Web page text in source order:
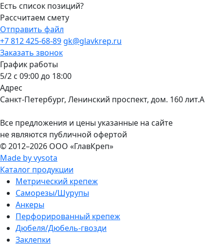
Есть список позиций?
Рассчитаем смету
Отправить файл
+7 812 425-68-89 gk@glavkrep.ru
Заказать звонок
График работы
5/2 с 09:00 до 18:00
Адрес
Санкт-Петербург, Ленинский проспект, дом. 160 лит.А
Все предложения и цены указанные на сайте
не являются публичной офертой
© 2012–2026 ООО «ГлавКреп»
Made by vysota
Каталог продукции
Метрический крепеж
Саморезы/Шурупы
Анкеры
Перфорированный крепеж
Дюбеля/Дюбель-гвозди
Заклепки